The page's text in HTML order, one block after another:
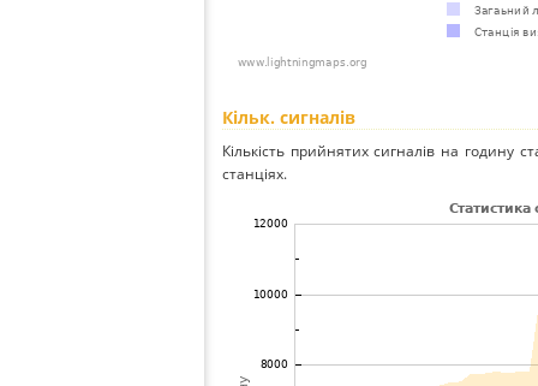
Кільк. сигналів
Кількість прийнятих сигналів на годину
станціях.